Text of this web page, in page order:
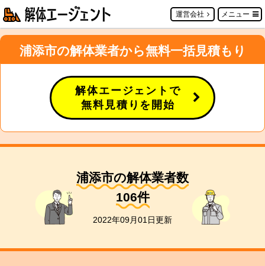
運営会社 メニュー
浦添市の解体業者から無料一括見積もり
解体エージェントで
無料見積りを開始
浦添市の解体業者数
106件
2022年09月01日更新